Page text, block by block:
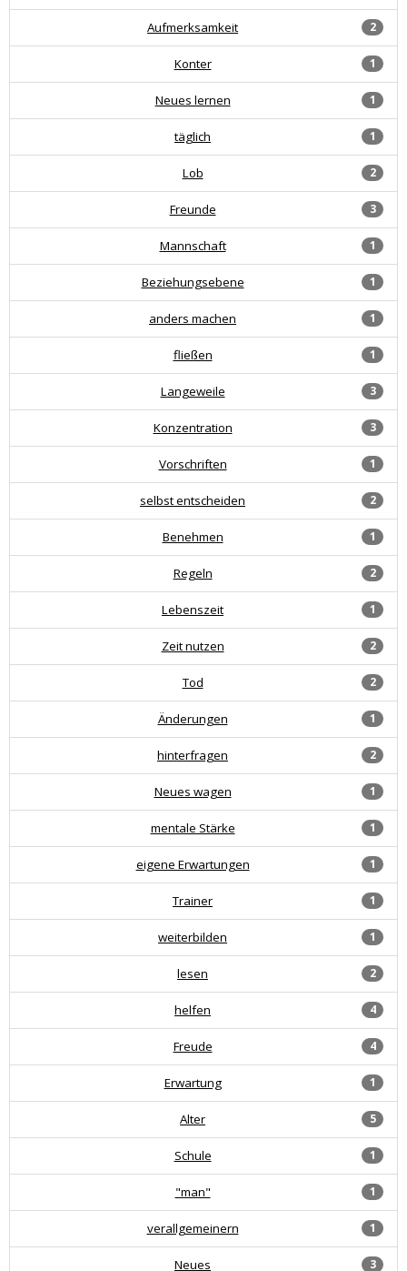
2
Aufmerksamkeit
1
Konter
1
Neues lernen
1
täglich
2
Lob
3
Freunde
1
Mannschaft
1
Beziehungsebene
1
anders machen
1
fließen
3
Langeweile
3
Konzentration
1
Vorschriften
2
selbst entscheiden
1
Benehmen
2
Regeln
1
Lebenszeit
2
Zeit nutzen
2
Tod
1
Änderungen
2
hinterfragen
1
Neues wagen
1
mentale Stärke
1
eigene Erwartungen
1
Trainer
1
weiterbilden
2
lesen
4
helfen
4
Freude
1
Erwartung
5
Alter
1
Schule
1
"man"
1
verallgemeinern
3
Neues